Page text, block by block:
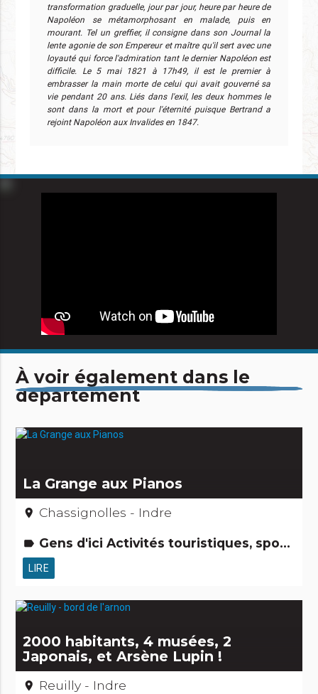
transformation graduelle, jour par jour, heure par heure de
Napoléon se métamorphosant en malade, puis en
mourant. Tel un greffier, il consigne dans son Journal la
lente agonie de son Empereur et maître qu'il sert avec une
loyauté qui force l'admiration tant le dernier Napoléon est
difficile. Le 5 mai 1821 à 17h49, il est le premier à
embrasser la main morte de celui qui avait gouverné sa
vie pendant 20 ans. Liés dans l'exil, les deux hommes le
sont dans la mort et pour l'éternité puisque Bertrand a
rejoint Napoléon aux Invalides en 1847.
À voir également dans le
département
La Grange aux Pianos
place Chassignolles - Indre
label Gens d'ici Activités touristiques, sportives, culturelles
LIRE
2000 habitants, 4 musées, 2
Japonais, et Arsène Lupin !
place Reuilly - Indre